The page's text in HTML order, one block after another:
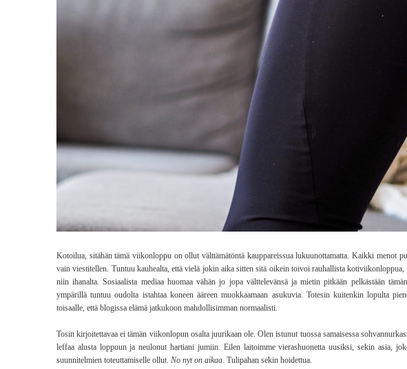
Kotoilua, sitähän tämä viikonloppu on ollut välttämätöntä kauppareissua lukuunottamatta. Kaikki menot
vain viestitellen. Tuntuu kauhealta, että vielä jokin aika sitten sitä oikein toivoi rauhallista
niin ihanalta. Sosiaalista mediaa huomaa vähän jo jopa välttelevänsä ja mietin pitkään pelkästään
ympärillä tuntuu oudolta istahtaa koneen ääreen muokkaamaan asukuvia. Totesin kuitenkin lopulta
toisaalle, että blogissa elämä jatkukoon mahdollisimman normaalisti.
Tosin kirjoitettavaa ei tämän viikonlopun osalta juurikaan ole. Olen istunut tuossa samaisessa
leffaa alusta loppuun ja neulonut hartiani jumiin. Eilen laitoimme vierashuonetta uusiksi, sekin asia,
suunnitelmien toteuttamiselle ollut. No nyt on aikaa. Tulipahan sekin hoidettua.